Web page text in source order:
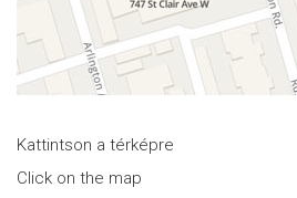
Kattintson a térképre
Click on the map